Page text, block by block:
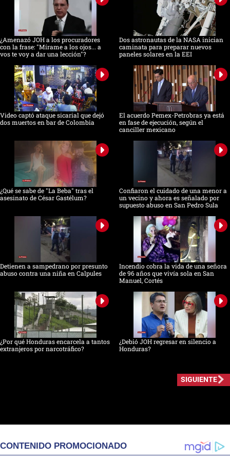
¿Amenazó JOH a los procuradores
con la frase: "Mírame a los ojos... a
vos te voy a dar una lección"?
Dos astronautas de la NASA inician
caminata para preparar nuevos
paneles solares en la EEI
Video captó ataque sicarial que dejó
dos muertos en bar de Colombia
El acuerdo Pemex-Petrobras ya está
en fase de ejecución, según el
canciller mexicano
¿Qué se sabe de "La Beba" tras el
asesinato de César Gastélum?
Confiaron el cuidado de una menor a
un vecino y ahora es señalado por
supuesto abuso en San Pedro Sula
Detienen a sampedrano por presunto
abuso contra una niña en Calpules
Incendio cobra la vida de una señora
de 96 años que vivía sola en San
Manuel, Cortés
¿Por qué Honduras encarcela a tantos
extranjeros por narcotráfico?
¿Debió JOH regresar en silencio a
Honduras?
SIGUIENTE
CONTENIDO PROMOCIONADO